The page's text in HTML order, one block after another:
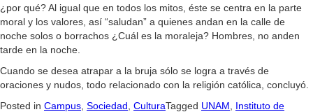
¿por qué? Al igual que en todos los mitos, éste se centra en la parte
moral y los valores, así “saludan” a quienes andan en la calle de
noche solos o borrachos ¿Cuál es la moraleja? Hombres, no anden
tarde en la noche.
Cuando se desea atrapar a la bruja sólo se logra a través de
oraciones y nudos, todo relacionado con la religión católica, concluyó.
Posted in Campus Sociedad CulturaTagged UNAM
Instituto de